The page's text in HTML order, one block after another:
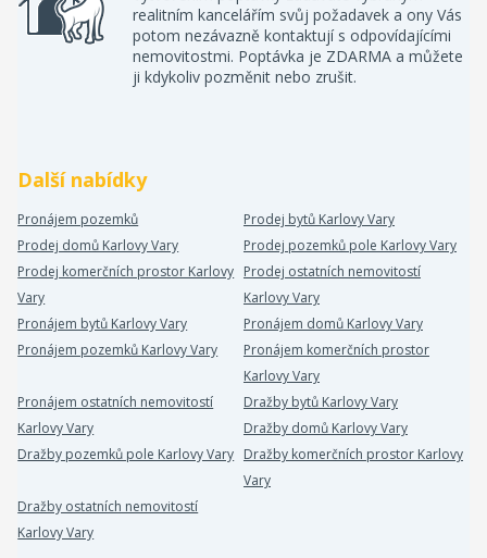
realitním kancelářím svůj požadavek a ony Vás
potom nezávazně kontaktují s odpovídajícími
nemovitostmi. Poptávka je ZDARMA a můžete
ji kdykoliv pozměnit nebo zrušit.
Další nabídky
Pronájem pozemků
Prodej bytů Karlovy Vary
Prodej domů Karlovy Vary
Prodej pozemků pole Karlovy Vary
Prodej komerčních prostor Karlovy
Vary
Prodej ostatních nemovitostí
Karlovy Vary
Pronájem bytů Karlovy Vary
Pronájem domů Karlovy Vary
Pronájem pozemků Karlovy Vary
Pronájem komerčních prostor
Karlovy Vary
Pronájem ostatních nemovitostí
Karlovy Vary
Dražby bytů Karlovy Vary
Dražby domů Karlovy Vary
Dražby pozemků pole Karlovy Vary Dražby komerčních prostor Karlovy
Vary
Dražby ostatních nemovitostí
Karlovy Vary